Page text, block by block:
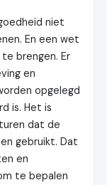
niet
En een wet
brengen. Er
en
opgelegd
is. Het is
dat de
gebruikt. Dat
en
te bepalen